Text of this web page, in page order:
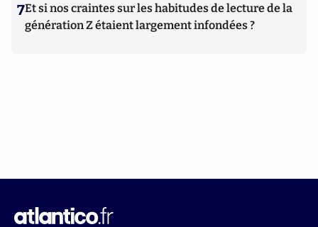
7Et si nos craintes sur les habitudes de lecture de la
génération Z étaient largement infondées ?